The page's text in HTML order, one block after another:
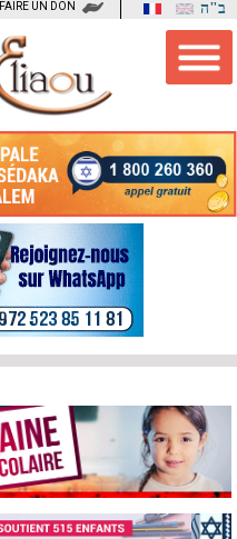
ב"ה FAIRE UN DON